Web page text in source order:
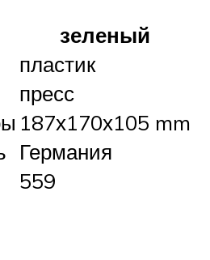
зеленый
пластик
пресс
187х170х105 mm
Германия
559